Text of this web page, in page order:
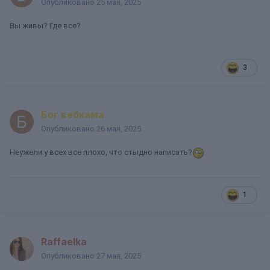
Опубликовано 25 мая, 2025
Вы живы? Где все?
3
Бог вебкама
Опубликовано 26 мая, 2025
Неужели у всех все плохо, что стыдно написать?
1
Raffaelka
Опубликовано 27 мая, 2025